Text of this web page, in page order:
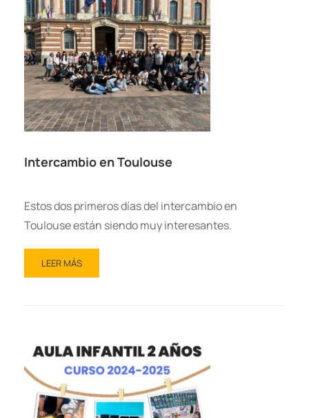
Intercambio en Toulouse
Estos dos primeros días del intercambio en
Toulouse están siendo muy interesantes.
LEER MÁS